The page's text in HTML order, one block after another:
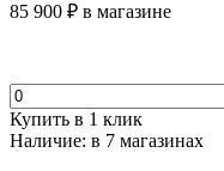
85 900 ₽ в магазине
Купить в 1 клик
Наличие: в 7 магазинах